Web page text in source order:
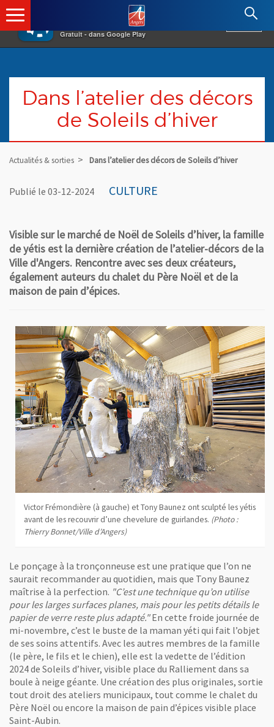
×
Gratuit - dans Google Play
Angers.fr : Retour à l'accueil
Dans l’atelier des décors
de Soleils d’hiver
Actualités & sorties Dans l’atelier des décors de Soleils d’hiver
Publié le 03-12-2024 CULTURE
Visible sur le marché de Noël de Soleils d’hiver, la famille
de yétis est la dernière création de l’atelier-décors de la
Ville d'Angers. Rencontre avec ses deux créateurs,
également auteurs du chalet du Père Noël et de la
maison de pain d’épices.
Victor Frémondière (à gauche) et Tony Baunez ont sculpté les yétis
avant de les recouvrir d’une chevelure de guirlandes. (Photo :
Thierry Bonnet/Ville d’Angers)
Le ponçage à la tronçonneuse est une pratique que l’on ne
saurait recommander au quotidien, mais que Tony Baunez
maîtrise à la perfection. "C’est une technique qu’on utilise
pour les larges surfaces planes, mais pour les petits détails le
papier de verre reste plus adapté."En cette froide journée de
mi-novembre, c’est le buste de la maman yéti qui fait l’objet
de ses soins attentifs. Avec les autres membres de la famille
(le père, le fils et le chien), elle est la vedette de l’édition
2024 de Soleils d’hiver, visible place du Ralliement dans sa
boule à neige géante. Une création des plus originales, sortie
tout droit des ateliers municipaux, tout comme le chalet du
Père Noël ou encore la maison de pain d’épices visible place
Saint-Aubin.